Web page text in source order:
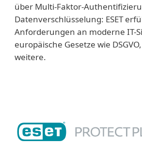
über Multi-Faktor-
Datenverschlüsselung: ESET
Anforderungen an moderne IT-
europäische Gesetze wie DSGVO,
weitere.